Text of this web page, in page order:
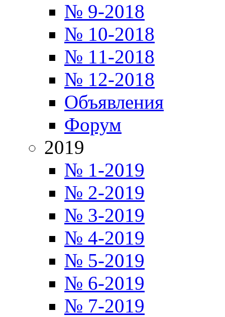
№ 9-2018
№ 10-2018
№ 11-2018
№ 12-2018
Объявления
Форум
2019
№ 1-2019
№ 2-2019
№ 3-2019
№ 4-2019
№ 5-2019
№ 6-2019
№ 7-2019